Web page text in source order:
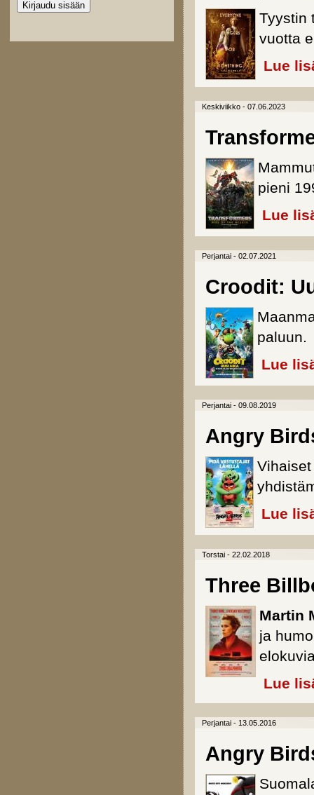
Tyystin
vuotta
Lue
Keskiviikko - 07.06.2023
pieni
Lue
Perjantai - 02.07.2021
Croodit:
paluun.
Lue
Perjantai - 09.08.2019
Angry
Lue
Torstai - 22.02.2018
Three
Martin
ja
Lue
Perjantai - 13.05.2016
Angry